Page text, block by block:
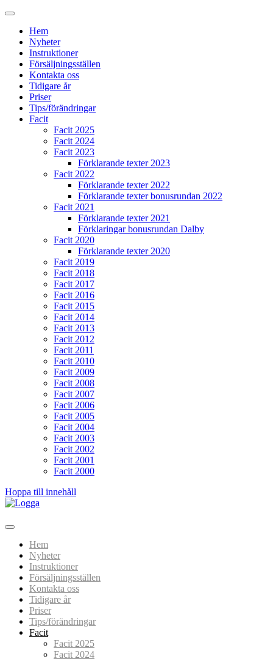
Hem
Nyheter
Instruktioner
Försäljningsställen
Kontakta oss
Tidigare år
Priser
Tips/förändringar
Facit
Facit 2025
Facit 2024
Facit 2023
Förklarande texter 2023
Facit 2022
Förklarande texter 2022
Förklarande texter bonusrundan 2022
Facit 2021
Förklarande texter 2021
Förklaringar bonusrundan Dalby
Facit 2020
Förklarande texter 2020
Facit 2019
Facit 2018
Facit 2017
Facit 2016
Facit 2015
Facit 2014
Facit 2013
Facit 2012
Facit 2011
Facit 2010
Facit 2009
Facit 2008
Facit 2007
Facit 2006
Facit 2005
Facit 2004
Facit 2003
Facit 2002
Facit 2001
Facit 2000
Hoppa till innehåll
Lundarundan
Upptäck Lund genom fotoorientering
Hem
Nyheter
Instruktioner
Försäljningsställen
Kontakta oss
Tidigare år
Priser
Tips/förändringar
Facit
Facit 2025
Facit 2024